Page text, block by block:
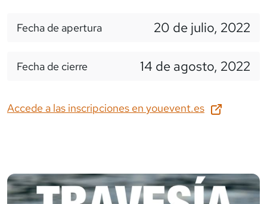
Fecha de apertura 20 de julio, 2022
Fecha de cierre 14 de agosto, 2022
Accede a las inscripciones en youevent.es